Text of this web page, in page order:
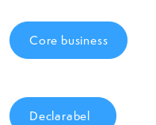
Core business
Declarabel